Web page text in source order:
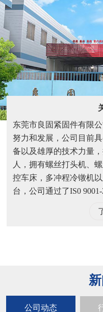
东莞市良固紧固件有限
努力和发展，公司目前
备以及雄厚的技术力量
人，拥有螺丝打头机、
控车床，多冲程冷镦机
台，公司通过了IS0
公司动态